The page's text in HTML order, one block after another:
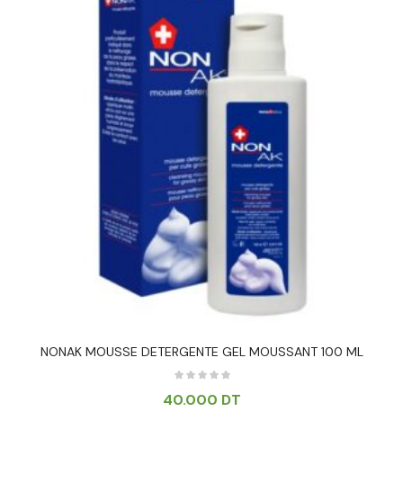
NONAK MOUSSE DETERGENTE GEL MOUSSANT 100 ML
40.000 DT